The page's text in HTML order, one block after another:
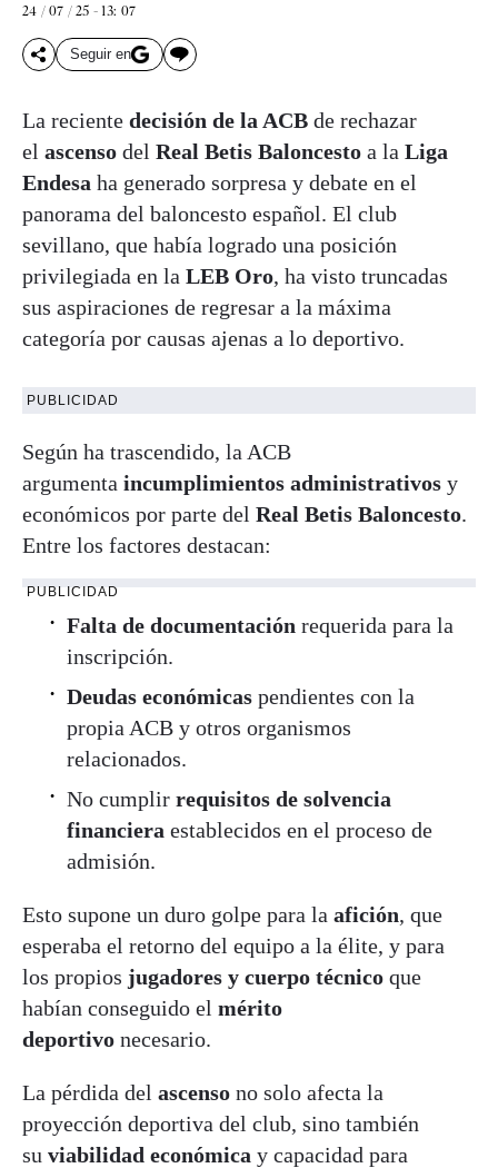
24 / 07 / 25 - 13: 07
Seguir en
La reciente decisión de la ACB de rechazar
el ascenso del Real Betis Baloncesto a la Liga
Endesa ha generado sorpresa y debate en el
panorama del baloncesto español. El club
sevillano, que había logrado una posición
privilegiada en la LEB Oro, ha visto truncadas
sus aspiraciones de regresar a la máxima
categoría por causas ajenas a lo deportivo.
PUBLICIDAD
Según ha trascendido, la ACB
argumenta incumplimientos administrativos y
económicos por parte del Real Betis Baloncesto.
Entre los factores destacan:
PUBLICIDAD
Falta de documentación requerida para la
inscripción.
Deudas económicas pendientes con la
propia ACB y otros organismos
relacionados.
No cumplir requisitos de solvencia
financiera establecidos en el proceso de
admisión.
Esto supone un duro golpe para la afición, que
esperaba el retorno del equipo a la élite, y para
los propios jugadores y cuerpo técnico que
habían conseguido el mérito
deportivo necesario.
La pérdida del ascenso no solo afecta la
proyección deportiva del club, sino también
su viabilidad económica y capacidad para